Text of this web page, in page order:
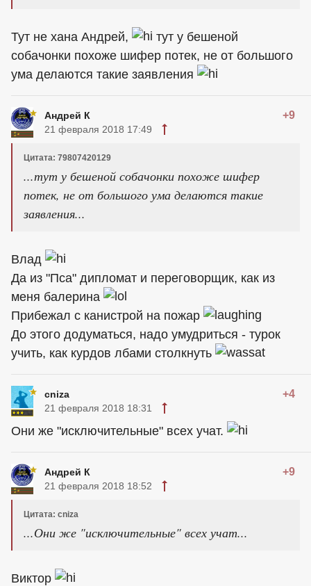
Тут не хана Андрей,
тут у бешеной
собачонки похоже шифер потек, не от большого
ума делаются такие заявления
Андрей К +9
21 февраля 2018 17:49
Цитата: 79807420129
...тут у бешеной собачонки похоже шифер
потек, не от большого ума делаются такие
заявления...
Влад
Да из "Пса" дипломат и переговорщик, как из
меня балерина
Прибежал с канистрой на пожар
До этого додуматься, надо умудриться - турок
учить, как курдов лбами столкнуть
cniza +4
21 февраля 2018 18:31
Они же "исключительные" всех учат.
Андрей К +9
21 февраля 2018 18:52
Цитата: cniza
...Они же "исключительные" всех учат...
Виктор